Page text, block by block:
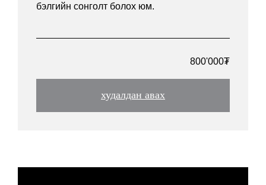
бэлгийн сонголт болох юм.
800'000₮
худалдан авах